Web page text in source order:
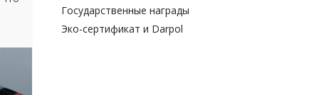
Государственные награды
Эко-сертификат и Darpol